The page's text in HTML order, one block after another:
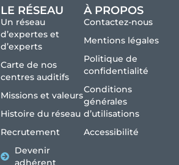
LE RÉSEAU
Un réseau
d’expertes et
d’experts
Carte de nos
centres auditifs
Missions et valeurs
Histoire du réseau
Recrutement
Devenir
adhérent
À PROPOS
Contactez-nous
Mentions légales
Politique de
confidentialité
Conditions
générales
d’utilisations
Accessibilité